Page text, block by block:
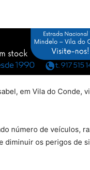
em Vila do Conde,
número de veículos,
diminuir os perigos de